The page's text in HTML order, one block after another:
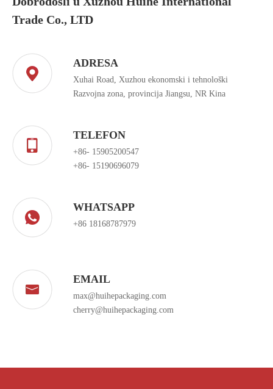
Trade Co., LTD
ADRESA
Xuhai Road, Xuzhou ekonomski i tehnološki
Razvojna zona, provincija Jiangsu, NR Kina
TELEFON
+86- 15905200547
+86- 15190696079
WHATSAPP
+86 18168787979
EMAIL
max@huihepackaging.com
cherry@huihepackaging.com